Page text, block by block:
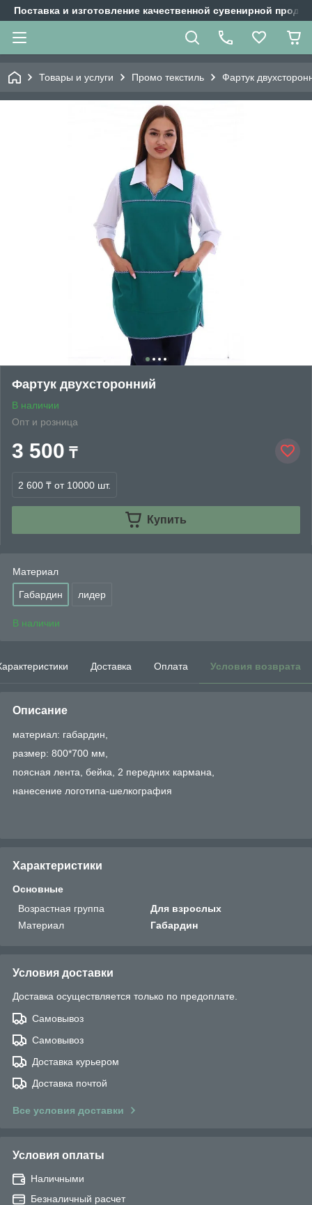
Поставка и изготовление качественной сувенирной
Товары и услуги Промо текстиль Фартук
Фартук двухсторонний
В наличии
Опт и розница
3 500 ₸
2 600 ₸ от 10000 шт.
Купить
Материал
Габардин лидер
В наличии
Доставка Оплата Условия возврата
Описание
материал: габардин,
размер: 800*700 мм,
поясная лента, бейка, 2 передних кармана,
нанесение логотипа-шелкография
Характеристики
Основные
Возрастная группа
Для взрослых
Материал
Габардин
Условия доставки
Доставка осуществляется только по предоплате.
Самовывоз
Самовывоз
Доставка курьером
Доставка почтой
Все условия доставки
Условия оплаты
Наличными
Безналичный расчет